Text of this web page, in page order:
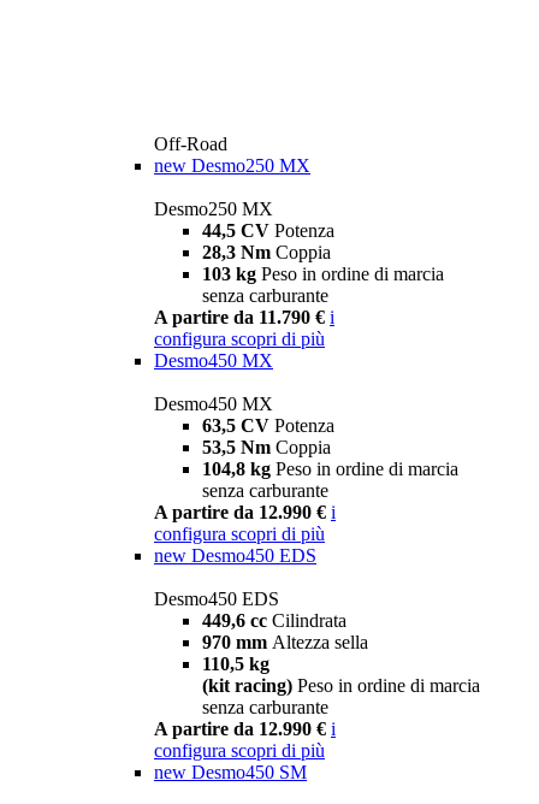
Off-Road
new Desmo250 MX
Desmo250 MX
44,5 CV Potenza
28,3 Nm Coppia
103 kg Peso in ordine di marcia
senza carburante
A partire da 11.790 € i
configura scopri di più
Desmo450 MX
Desmo450 MX
63,5 CV Potenza
53,5 Nm Coppia
104,8 kg Peso in ordine di marcia
senza carburante
A partire da 12.990 € i
configura scopri di più
new Desmo450 EDS
Desmo450 EDS
449,6 cc Cilindrata
970 mm Altezza sella
110,5 kg
(kit racing) Peso in ordine di marcia
senza carburante
A partire da 12.990 € i
configura scopri di più
new Desmo450 SM